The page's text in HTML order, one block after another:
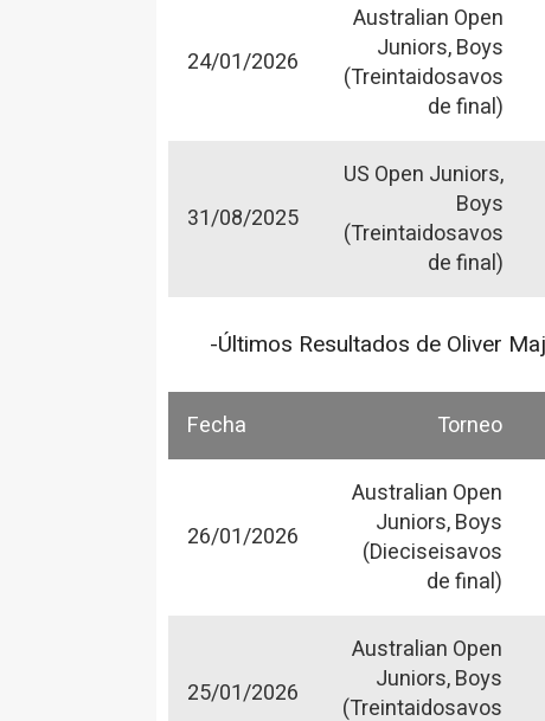
24/01/2026
Australian Open
Juniors, Boys
(Treintaidosavos
de final)
31/08/2025
US Open Juniors,
Boys
(Treintaidosavos
de final)
-Últimos Resultados de Oliver
Fecha Torneo
26/01/2026
Australian Open
Juniors, Boys
(Dieciseisavos
de final)
25/01/2026
Australian Open
Juniors, Boys
(Treintaidosavos